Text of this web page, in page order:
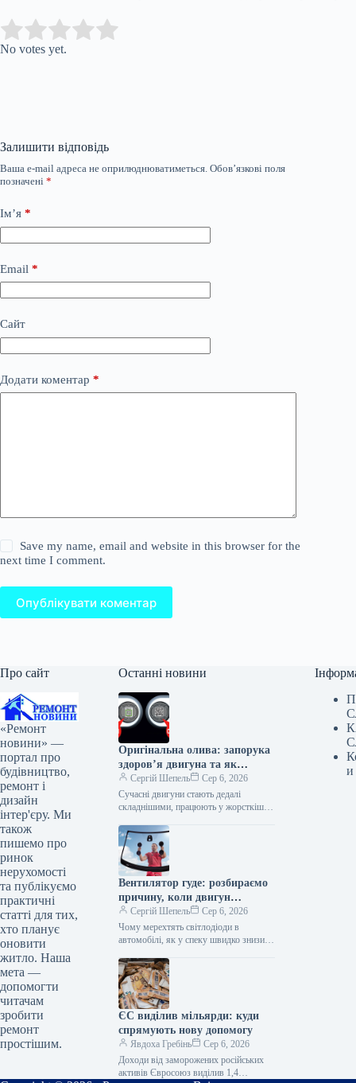
Rate this item:
No votes yet.
Залишити відповідь
Ваша e-mail адреса не оприлюднюватиметься. Обов’язкові поля
позначені *
Ім’я *
Email *
Сайт
Додати коментар *
Save my name, email and website in this browser for the
next time I comment.
Опублікувати коментар
Про сайт
«Ремонт
новини» —
портал про
будівництво,
ремонт і
дизайн
інтер'єру. Ми
також
пишемо про
ринок
нерухомості
та публікуємо
практичні
статті для тих,
хто планує
оновити
житло. Наша
мета —
допомогти
читачам
зробити
ремонт
простішим.
Останні новини
Оригінальна олива: запорука
здоров’я двигуна та як
уникнути підробки
Сергій Шепель
Сер 6, 2026
Сучасні двигуни стають дедалі
складнішими, працюють у жорсткіших
канали змащування, турбонадув,
системи очищення вихлопних газів
та…
Вентилятор гуде: розбираємо
причину, коли двигун
вимкнений
Сергій Шепель
Сер 6, 2026
Чому мерехтять світлодіоди в
автомобілі, як у спеку швидко знизити
капота гуде вентилятор, коли двигун…
ЄС виділив мільярди: куди
спрямують нову допомогу
Явдоха Гребінь
Сер 6, 2026
Доходи від заморожених російських
активів Євросоюз виділив 1,4
и